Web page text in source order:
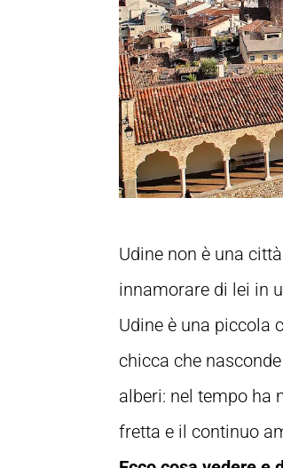
Udine non è una
innamorare di lei in
Udine è una piccola
chicca che
alberi: nel tempo ha
fretta e il continuo